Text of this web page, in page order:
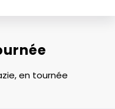
en tournée